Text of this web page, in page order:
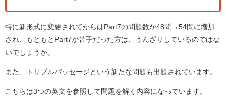
特に新形式に変更されてからはPart7の問題数が48問→54問に増加
され、もともとPart7が苦手だった方は、うんざりしているのではな
いでしょうか。
また、トリプルパッセージという新たな問題も出題されています。
こちらは3つの英文を参照して問題を解く内容になっています。